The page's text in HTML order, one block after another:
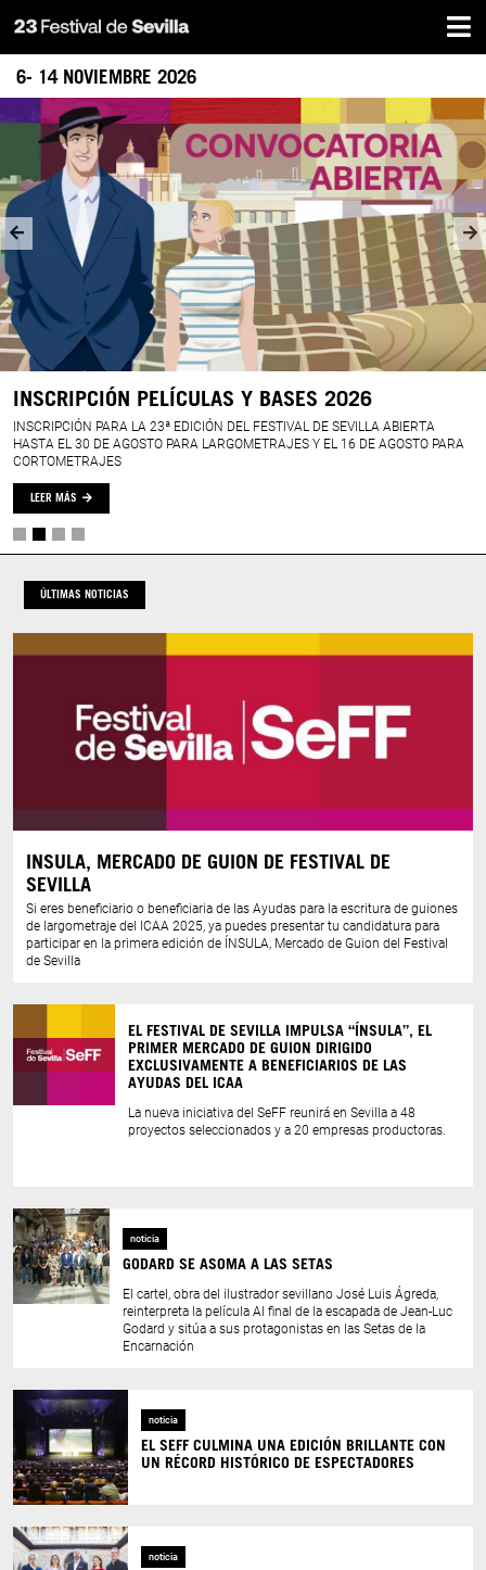
Pasar
al
contenido
principal
6- 14 NOVIEMBRE 2026
LA
BANDA
SONORA
PERFECTA
INSCRIPCIÓN PELÍCULAS Y BASES 2026
INSCRIPCIÓN PARA LA 23ª EDICIÓN DEL FESTIVAL DE SEVILLA ABIERTA
HASTA EL 30 DE AGOSTO PARA LARGOMETRAJES Y EL 16 DE AGOSTO PARA
CORTOMETRAJES
LEER MÁS
ÚLTIMAS NOTICIAS
INSULA, MERCADO DE GUION DE FESTIVAL DE
SEVILLA
Si eres beneficiario o beneficiaria de las Ayudas para la escritura de guiones
de largometraje del ICAA 2025, ya puedes presentar tu candidatura para
participar en la primera edición de ÍNSULA, Mercado de Guion del Festival
de Sevilla
EL FESTIVAL DE SEVILLA IMPULSA “ÍNSULA”, EL
PRIMER MERCADO DE GUION DIRIGIDO
EXCLUSIVAMENTE A BENEFICIARIOS DE LAS
AYUDAS DEL ICAA
La nueva iniciativa del SeFF reunirá en Sevilla a 48
proyectos seleccionados y a 20 empresas productoras.
noticia
GODARD SE ASOMA A LAS SETAS
El cartel, obra del ilustrador sevillano José Luis Ágreda,
reinterpreta la película Al final de la escapada de Jean-Luc
Godard y sitúa a sus protagonistas en las Setas de la
Encarnación
noticia
EL SEFF CULMINA UNA EDICIÓN BRILLANTE CON
UN RÉCORD HISTÓRICO DE ESPECTADORES
noticia